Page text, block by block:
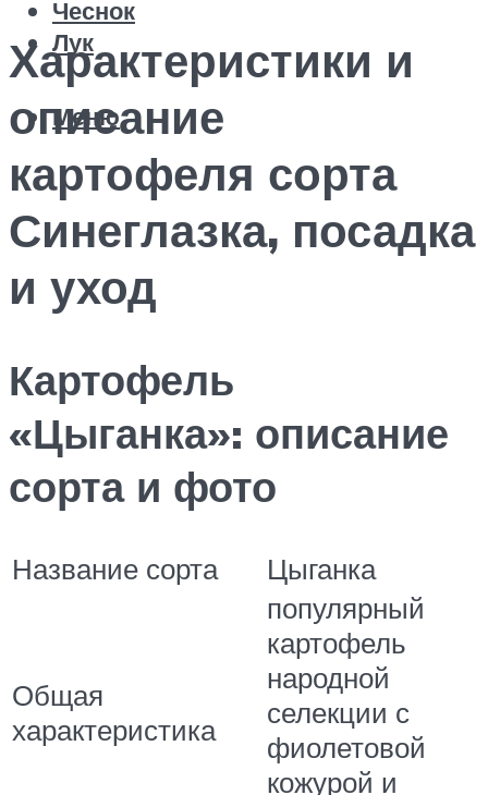
Чеснок
Лук
Меню
Характеристики и
описание
картофеля сорта
Синеглазка, посадка
и уход
Картофель
«Цыганка»: описание
сорта и фото
Название сорта Цыганка
Общая
характеристика
популярный
картофель
народной
селекции с
фиолетовой
кожурой и